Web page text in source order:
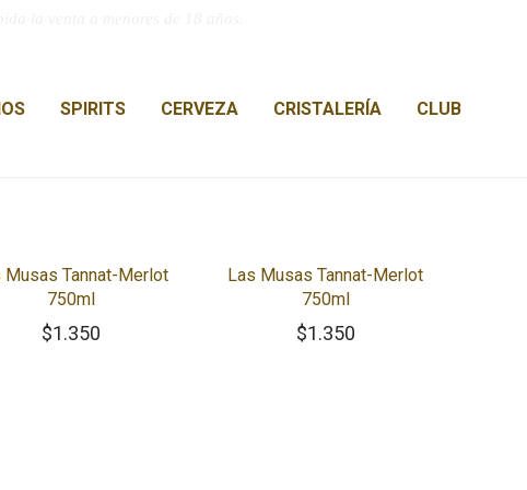
SPIRITS CERVEZA CRISTALERÍA CLUB
Musas Tannat-Merlot
750ml
$1.350
Las Musas Tannat-Merlot
750ml
$1.350